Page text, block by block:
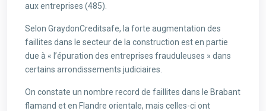
aux entreprises (485).
Selon GraydonCreditsafe, la forte augmentation des
faillites dans le secteur de la construction est en partie
due à « l’épuration des entreprises frauduleuses » dans
certains arrondissements judiciaires.
On constate un nombre record de faillites dans le Brabant
flamand et en Flandre orientale, mais celles-ci ont